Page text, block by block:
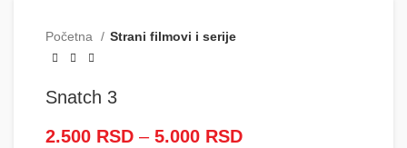
Početna Strani filmovi i serije
Snatch 3
2.500 RSD – 5.000 RSD